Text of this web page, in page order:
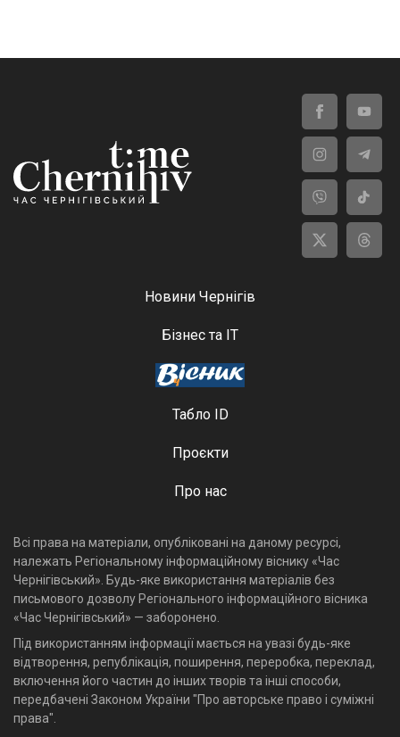
Новини Чернігів
Бізнес та ІТ
Табло ID
Проєкти
Про нас
Всі права на матеріали, опубліковані на даному ресурсі,
належать Регіональному інформаційному віснику «Час
Чернігівський». Будь-яке використання матеріалів без
письмового дозволу Регіонального інформаційного вісника
«Час Чернігівський» — заборонено.
Під використанням інформації мається на увазі будь-яке
відтворення, републікація, поширення, переробка, переклад,
включення його частин до інших творів та інші способи,
передбачені Законом України "Про авторське право і суміжні
права".